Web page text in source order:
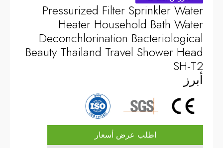
Pressurized Filter Sprinkler Water
Heater Household Bath Water
Deconchlorination Bacteriological
Beauty Thailand Travel Shower Head
SH-T2
أبرز
اطلب عرض أسعار